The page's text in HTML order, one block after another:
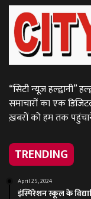
“सिटी न्यूज़ हल्द्वानी”
समाचारों का एक
ख़बरों को हम तक
TRENDING
April 25, 2024
इंस्पिरेशन स्कूल के